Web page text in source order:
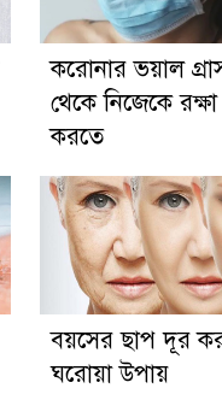
করোনার ভয়াল
থেকে নিজেকে রক্ষা
করতে
বয়সের ছাপ দূর
ঘরোয়া উপায়